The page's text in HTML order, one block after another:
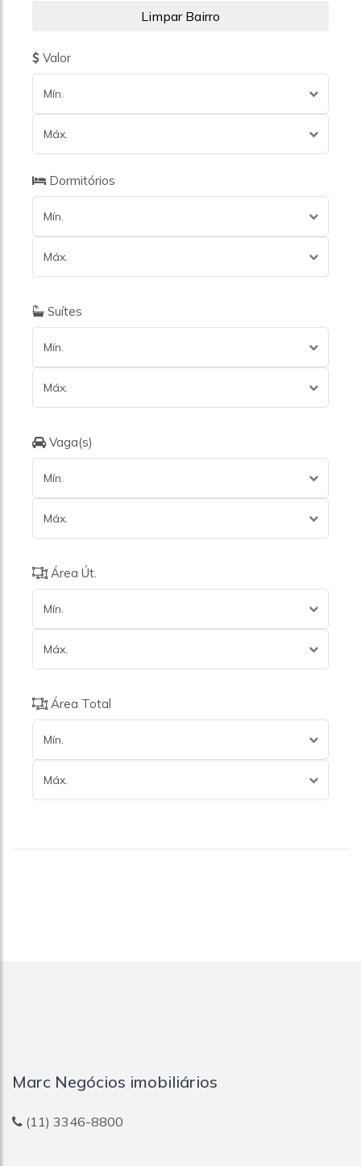
Valor
Mín.
Máx.
Dormitórios
Mín.
Máx.
Suítes
Mín.
Máx.
Vaga(s)
Mín.
Máx.
Área Út.
Mín.
Máx.
Área Total
Mín.
Máx.
Marc Negócios imobiliários
(11) 3346-8800